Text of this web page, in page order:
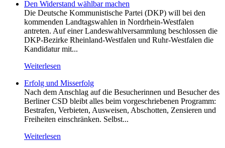
Den Widerstand wählbar machen
Die Deutsche Kommunistische Partei (DKP) will bei den
kommenden Landtagswahlen in Nordrhein-Westfalen
antreten. Auf einer Landeswahlversammlung beschlossen die
DKP-Bezirke Rheinland-Westfalen und Ruhr-Westfalen die
Kandidatur mit...
Weiterlesen
Erfolg und Misserfolg
Nach dem Anschlag auf die Besucherinnen und Besucher des
Berliner CSD bleibt alles beim vorgeschriebenen Programm:
Bestrafen, Verbieten, Ausweisen, Abschotten, Zensieren und
Freiheiten einschränken. Selbst...
Weiterlesen